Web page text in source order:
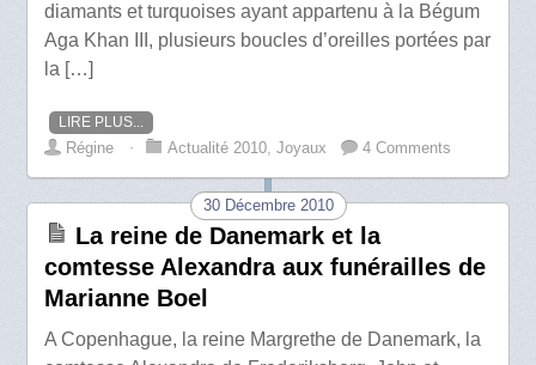
diamants et turquoises ayant appartenu à la Bégum
Aga Khan III, plusieurs boucles d’oreilles portées par
la […]
LIRE PLUS...
Régine ⋅ Actualité 2010,Joyaux 4 Comments
30 Décembre 2010
La reine de Danemark et la
comtesse Alexandra aux funérailles de
Marianne Boel
A Copenhague, la reine Margrethe de Danemark, la